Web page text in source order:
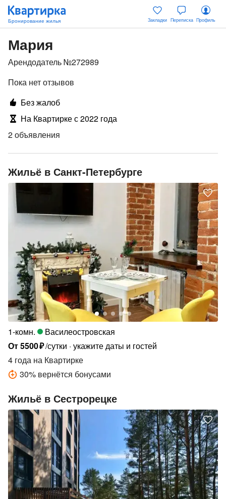
Закладки Переписка Профиль
Мария
Арендодатель №272989
Пока нет отзывов
Без жалоб
На Квартирке с 2022 года
2 объявления
Жильё в Санкт-Петербурге
1-комн.
Василеостровская
От5500₽/сутки укажите даты и гостей
4 года на Квартирке
30% вернётся бонусами
Жильё в Сестрорецке